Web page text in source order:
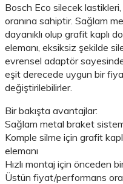
Bosch Eco silecek
oranına sahiptir. Sağlam
dayanıklı olup grafit kaplı
elemanı, eksiksiz şekilde
evrensel adaptör
eşit derecede uygun bir
değiştirilebilirler.
Bir bakışta avantajlar:
Sağlam metal braket
Komple silme için grafit
elemanı
Hızlı montaj için önceden
Üstün fiyat/performans